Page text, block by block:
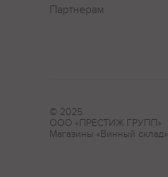
Партнерам
© 2025
ООО «ПРЕСТИЖ ГРУПП»
Магазины «Винный склад»